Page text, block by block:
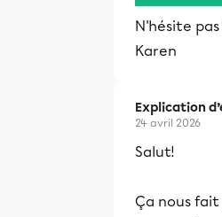
N'hésite
Karen
Explication
24 avril 2026
Salut!
Ça nous